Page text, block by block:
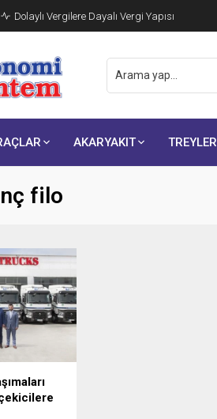
Dolaylı Vergilere Dayalı Vergi Yapısı
AKARYAKIT TREYLER
filo